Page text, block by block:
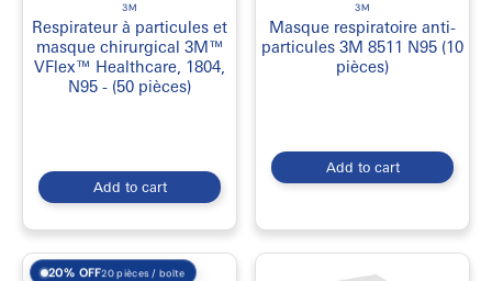
3M
Respirateur à particules et
masque chirurgical 3M™
VFlex™ Healthcare, 1804,
N95 - (50 pièces)
Add to cart
3M
Masque respiratoire anti-
particules 3M 8511 N95 (10
pièces)
Add to cart
20% OFF20 pièces / boîte